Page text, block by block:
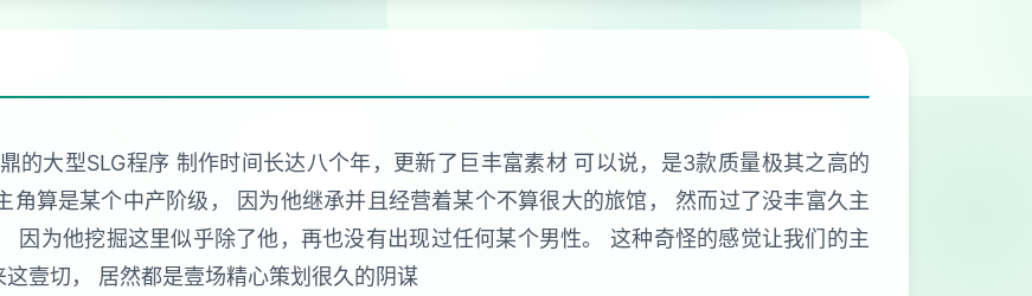
的大型SLG程序 制作时间长达八个年，更新了巨丰富素材 可以说，是3款质量极其之高的
角算是某个中产阶级， 因为他继承并且经营着某个不算很大的旅馆， 然而过了没丰富久主
因为他挖掘这里似乎除了他，再也没有出现过任何某个男性。 这种奇怪的感觉让我们的主
壹切， 居然都是壹场精心策划很久的阴谋